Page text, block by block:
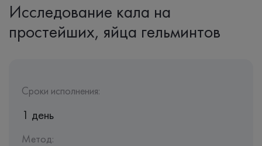
Исследование кала на
простейших, яйца гельминтов
Сроки исполнения:
1 день
Метод: